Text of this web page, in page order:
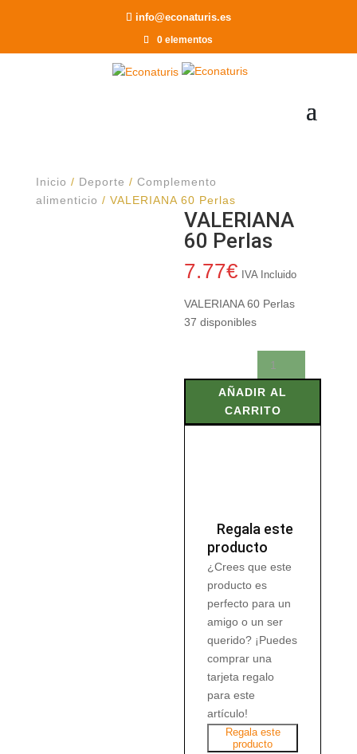
info@econaturis.es
0 elementos
Inicio / Deporte / Complemento
alimenticio / VALERIANA 60 Perlas
VALERIANA
60 Perlas
7.77€ IVA Incluido
VALERIANA 60 Perlas
37 disponibles
60
cantidad
AÑADIR AL
CARRITO
Regala este
producto
¿Crees que este
producto es
perfecto para un
amigo o un ser
querido? ¡Puedes
comprar una
tarjeta regalo
para este
artículo!
Regala este
producto